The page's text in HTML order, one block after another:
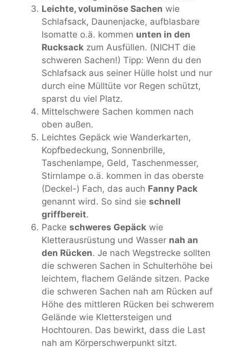
Leichte, voluminöse Sachen wie
Schlafsack, Daunenjacke, aufblasbare
Isomatte o.ä. kommen unten in den
Rucksack zum Ausfüllen. (NICHT die
schweren Sachen!) Tipp: Wenn du den
Schlafsack aus seiner Hülle holst und nur
durch eine Mülltüte vor Regen schützt,
sparst du viel Platz.
Mittelschwere Sachen kommen nach
oben außen.
Leichtes Gepäck wie Wanderkarten,
Kopfbedeckung, Sonnenbrille,
Taschenlampe, Geld, Taschenmesser,
Stirnlampe o.ä. kommen in das oberste
(Deckel-) Fach, das auch Fanny Pack
genannt wird. So sind sie schnell
griffbereit.
Packe schweres Gepäck wie
Kletterausrüstung und Wasser nah an
den Rücken. Je nach Wegstrecke sollten
die schweren Sachen in Schulterhöhe bei
leichtem, flachem Gelände sitzen. Packe
die schweren Sachen nah am Rücken auf
Höhe des mittleren Rücken bei schwerem
Gelände wie Klettersteigen und
Hochtouren. Das bewirkt, dass die Last
nah am Körperschwerpunkt sitzt.